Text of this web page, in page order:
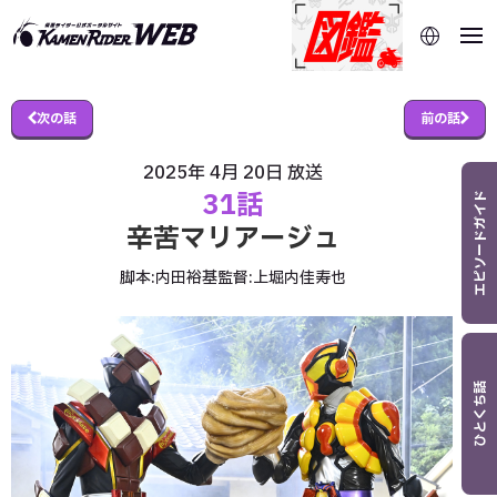
当サイトでは、機械的な自動翻訳サービスを使用していま
す。指定した言語に切り替わらないページは、ブラウザの翻
訳機能をご利用ください。
エピソードガイド
ひとくち話
次の話 前の話
2025年 4月 20日 放送
31話
辛苦マリアージュ
脚本:内田裕基監督:上堀内佳寿也